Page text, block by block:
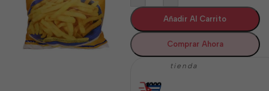
Añadir Al Carrito
Comprar Ahora
tienda